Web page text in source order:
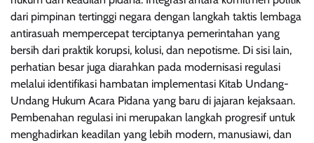
dari pimpinan tertinggi negara dengan langkah taktis lembaga
antirasuah mempercepat terciptanya pemerintahan yang
bersih dari praktik korupsi, kolusi, dan nepotisme. Di sisi lain,
perhatian besar juga diarahkan pada modernisasi regulasi
melalui identifikasi hambatan implementasi Kitab Undang-
Undang Hukum Acara Pidana yang baru di jajaran kejaksaan.
Pembenahan regulasi ini merupakan langkah progresif untuk
menghadirkan keadilan yang lebih modern, manusiawi, dan